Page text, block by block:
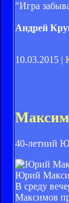
"Игра
Андрей
10.03.2015 |
40-летний
Юрий
В среду
Максимов